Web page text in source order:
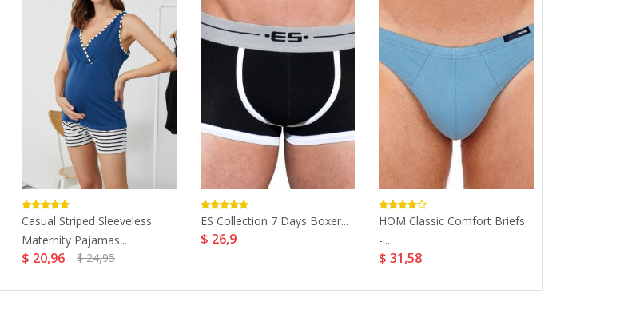
Casual Striped Sleeveless
Maternity Pajamas...
$ 20,96 $ 24,95
ES Collection 7 Days Boxer...
$ 26,9
HOM Classic Comfort Briefs
-...
$ 31,58